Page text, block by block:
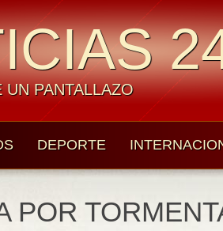
UN PANTALLAZO
DEPORTE
POR